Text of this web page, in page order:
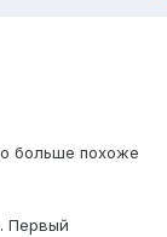
больше похоже
Первый